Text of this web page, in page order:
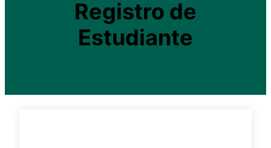
Registro de
Estudiante